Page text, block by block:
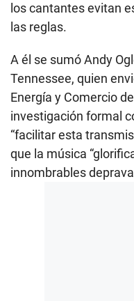
los cantantes evitan
las reglas.
A él se sumó Andy
Tennessee, quien
Energía y Comercio
investigación formal
“facilitar esta
que la música
innombrables